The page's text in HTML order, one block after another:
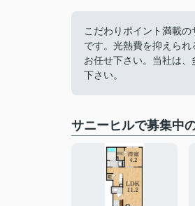
こだわりポイント満載
です。光熱費を抑えら
お任せ下さい。当社は
下さい。
サニーヒルで募集中